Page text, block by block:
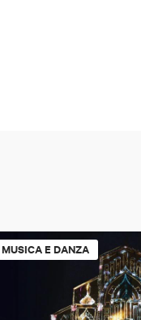
MUSICA E DANZA